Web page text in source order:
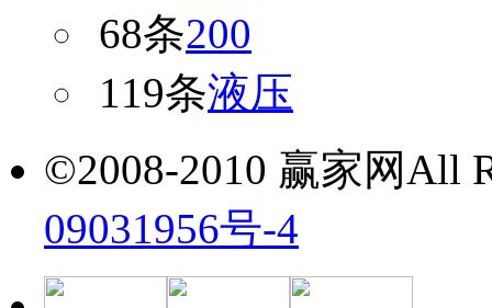
68条200
119条液压
©2008-2010 赢家网All
09031956号-4